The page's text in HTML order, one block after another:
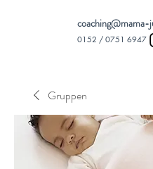
coaching@mama-
0152 / 0751 6947
Gruppen